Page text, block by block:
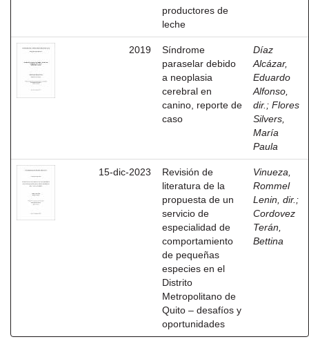
productores de
leche
2019
Síndrome
paraselar debido
a neoplasia
cerebral en
canino, reporte de
caso
Díaz
Alcázar,
Eduardo
Alfonso,
dir. ; Flores
Silvers,
María
Paula
15-dic-2023
Revisión de
literatura de la
propuesta de un
servicio de
especialidad de
comportamiento
de pequeñas
especies en el
Distrito
Metropolitano de
Quito – desafíos y
oportunidades
Vinueza,
Rommel
Lenin, dir. ;
Cordovez
Terán,
Bettina